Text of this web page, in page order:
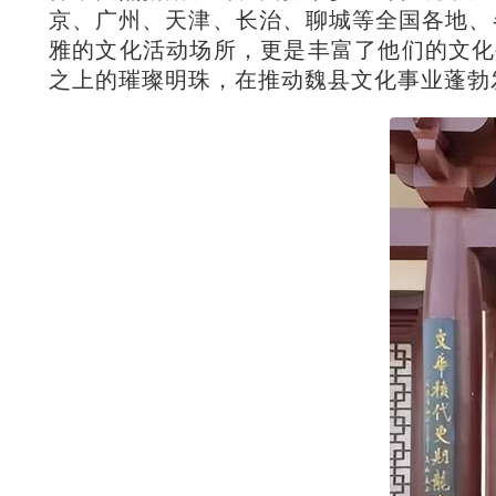
京、广州、天津、长治、聊城等全国各地
雅的文化活动场所，更是丰富了他们的文
之上的璀璨明珠，在推动魏县文化事业蓬